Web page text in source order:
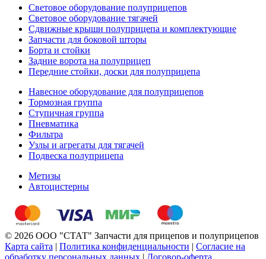
Световое оборудование полуприцепов
Световое оборудование тягачей
Сдвижные крыши полуприцепа и комплектующие
Запчасти для боковой шторы
Борта и стойки
Задние ворота на полуприцеп
Передние стойки, доски для полуприцепа
Навесное оборудование для полуприцепов
Тормозная группа
Ступичная группа
Пневматика
Фильтра
Узлы и агрегаты для тягачей
Подвеска полуприцепа
Метизы
Автоцистерны
© 2026 ООО "СТАТ" Запчасти для прицепов и полуприцепов
Карта сайта | Политика конфиденциальности | Согласие на